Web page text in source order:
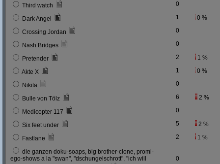
Third watch 0
Dark Angel 1 0 %
Crossing Jordan 0
Nash Bridges 0
Pretender 2 1 %
Akte X 1 0 %
Nikita 0
Bulle von Tölz 6 2 %
Medicopter 117 0
Six feet under 5 2 %
Fastlane 2 1 %
die ganzen doku-soaps, big brother-clone, promi-
ego-shows a la "swan", "dschungelschrott", "ich will
0